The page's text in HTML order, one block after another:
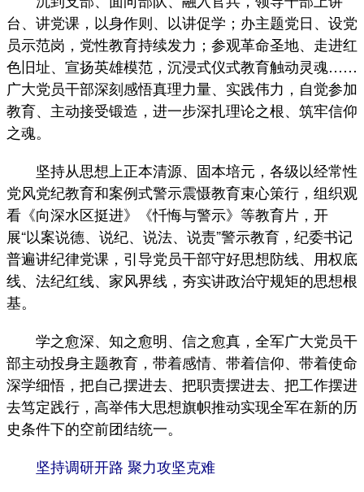
台、讲党课，以身作则、以讲促学；办主题党日、设党
员示范岗，党性教育持续发力；参观革命圣地、走进红
色旧址、宣扬英雄模范，沉浸式仪式教育触动灵魂……
广大党员干部深刻感悟真理力量、实践伟力，自觉参加
教育、主动接受锻造，进一步深扎理论之根、筑牢信仰
之魂。
坚持从思想上正本清源、固本培元，各级以经常性
党风党纪教育和案例式警示震慑教育束心策行，组织观
看《向深水区挺进》《忏悔与警示》等教育片，开
展“以案说德、说纪、说法、说责”警示教育，纪委书记
普遍讲纪律党课，引导党员干部守好思想防线、用权底
线、法纪红线、家风界线，夯实讲政治守规矩的思想根
基。
学之愈深、知之愈明、信之愈真，全军广大党员干
部主动投身主题教育，带着感情、带着信仰、带着使命
深学细悟，把自己摆进去、把职责摆进去、把工作摆进
去笃定践行，高举伟大思想旗帜推动实现全军在新的历
史条件下的空前团结统一。
坚持调研开路 聚力攻坚克难